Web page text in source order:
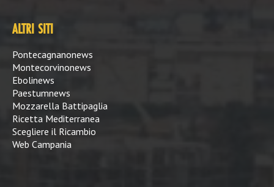
ALTRI SITI
Pontecagnanonews
Montecorvinonews
Ebolinews
Paestumnews
Mozzarella Battipaglia
Ricetta Mediterranea
Scegliere il Ricambio
Web Campania